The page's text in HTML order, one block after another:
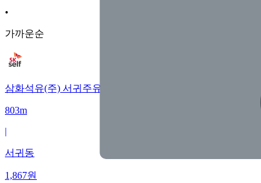
•
가까운순
삼화석유(주) 서귀주유소
803m
|
서귀동
1,867원